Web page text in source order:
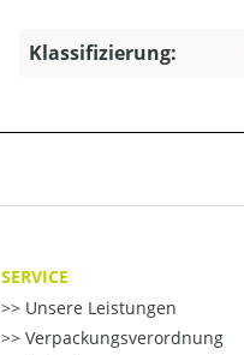
Klassifizierung:
SERVICE
Unsere Leistungen
Verpackungsverordnung